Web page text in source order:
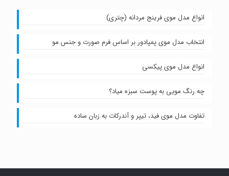
انواع مدل موی فرینج مردانه (چتری)
انتخاب مدل موی پمپادور بر اساس فرم صورت و جنس مو
انواع مدل موی پیکسی
چه رنگ مویی به پوست سبزه میاد؟
تفاوت مدل موی فید، تیپر و آندرکات به زبان ساده